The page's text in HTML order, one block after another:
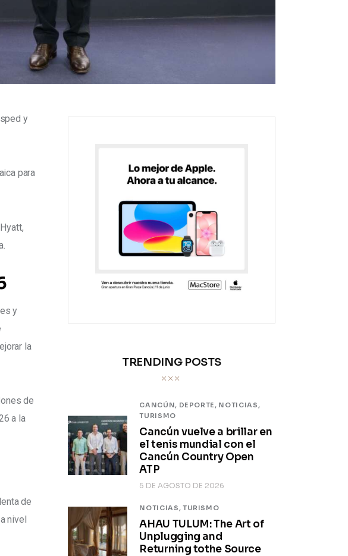
y
para
y
la
de
a la
de
nivel
TRENDING POSTS
CANCÚN, DEPORTE, NOTICIAS,
TURISMO
Cancún vuelve a brillar en
el tenis mundial con el
Cancún Country Open
ATP
5 DE AGOSTO DE 2026
NOTICIAS, TURISMO
AHAU TULUM: The Art of
Unplugging and
Returning tothe Source